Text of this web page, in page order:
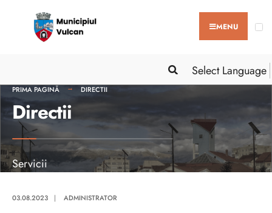
MENU
Select Language
PRIMA PAGINĂ DIRECTII
Directii
Servicii
03.08.2023 | ADMINISTRATOR